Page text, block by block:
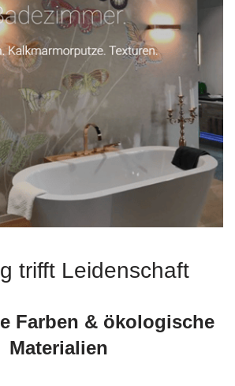
trifft Leidenschaft
Farben & ökologische
Materialien